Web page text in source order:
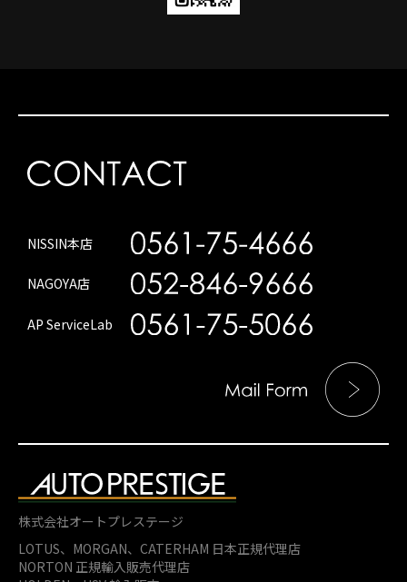
NISSIN本店
NAGOYA店
AP ServiceLab
株式会社オートプレステージ
LOTUS、MORGAN、 CATERHAM 日本正規代理店
NORTON 正規輸入販売代理店